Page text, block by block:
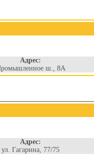
Адрес:
ш., 8А
Адрес:
ул. Гагарина, 77/75